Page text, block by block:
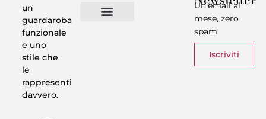
un
guardaroba
funzionale
e uno
stile che
le
rappresenti
davvero.
Un’email al
mese, zero
spam.
Iscriviti